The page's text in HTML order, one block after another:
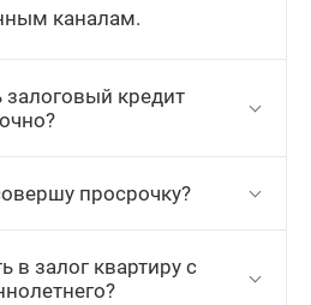
каналам.
кредит
просрочку?
в залог квартиру с